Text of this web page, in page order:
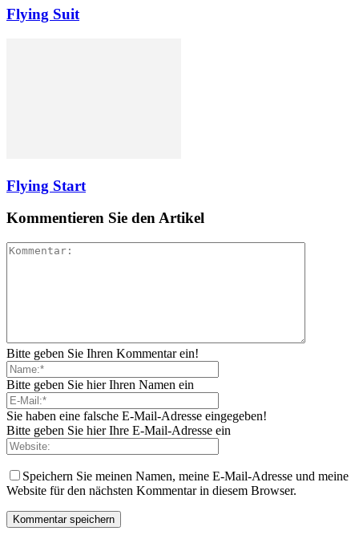
Flying Suit
Flying Start
Kommentieren Sie den Artikel
Bitte geben Sie Ihren Kommentar ein!
Bitte geben Sie hier Ihren Namen ein
Sie haben eine falsche E-Mail-Adresse eingegeben!
Bitte geben Sie hier Ihre E-Mail-Adresse ein
Speichern Sie meinen Namen, meine E-Mail-Adresse und meine
Website für den nächsten Kommentar in diesem Browser.